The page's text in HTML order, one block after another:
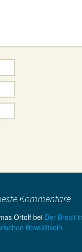
Kommentare
Ortolf bei Der Brexit
Bewußtsein